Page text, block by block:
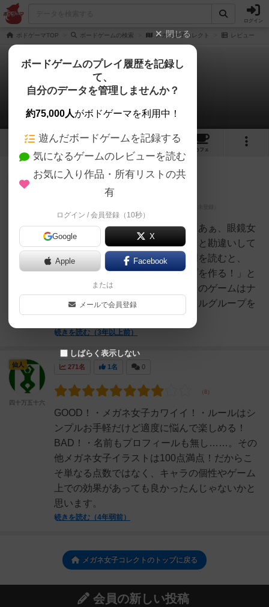
ログイン
ボドゲーマTOP ボードゲームの検索 メガネ女子コレクト レビュー
メガネ女子コレクト
2件のレビュー
2 2
カフェ
243名 充実
最初にこのゲームを見た時に、「あぁ、眼鏡女
子をナンパするゲームなんだな」と勘違いして
いました。ところがよくよく説明を読むと、
「メガネ女子のアイドルグループを作る！」と
いう事に気付きました。そう、このゲームはナ
ンパのゲームではなくて、アイドルグループを
プロデュースするゲームだ...
続きを読む（3年以上前）
271名 1名 0
GOOD！・メガネ女子カワイイ！・ルールはシ
ンプルお手軽だけど適度に悩んで楽しめる！
BAD！・名前もプロフィールも無し……。その
他メガネ女子イラストは100点満点！だからこ
そ単なる点数ではなく、キャラの個性やゲーム
上での効果があっても良かったんじゃないかと
思います。
続きを読む（4年弱前）
仙人
四十万五十六
メガネ女子コレクトのトップに戻る
会員の新しい投稿
閉じる
ボードゲームのプレイ履歴を記録し
て、
自分のデータを管理しませんか？
約75,000人がボドゲーマを利用中！
遊んだボードゲームを記録する
気になるゲームのレビューを読む
お気に入り作品・所有リストの共
有
ログイン / 会員登録（10秒）
Google X
Apple Facebook
または
メールで会員登録
しばらく表示しない